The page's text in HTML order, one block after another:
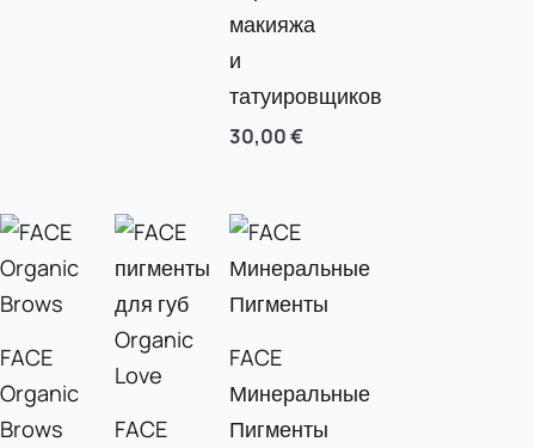
макияжа
и
татуировщиков
30,00€
FACE
Organic
Brows
FACE
FACE
Минеральные
Пигменты